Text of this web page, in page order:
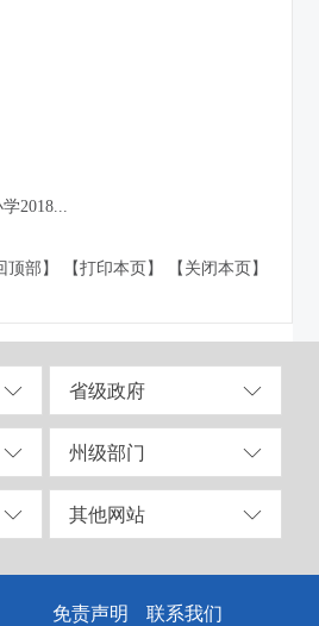
2018...
顶部】
【打印本页】 【关闭本页】
省级政府
州级部门
其他网站
免责声明 联系我们